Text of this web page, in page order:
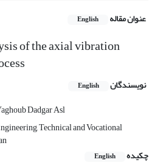
عنوان مقاله English
of the axial vibration
نویسندگان English
Dadgar Asl
Technical and Vocational
چکیده
English